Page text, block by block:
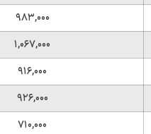
۹۸۳,۰۰۰
۱,۰۶۷,۰۰۰
۹۱۶,۰۰۰
۹۲۶,۰۰۰
۷۱۰,۰۰۰